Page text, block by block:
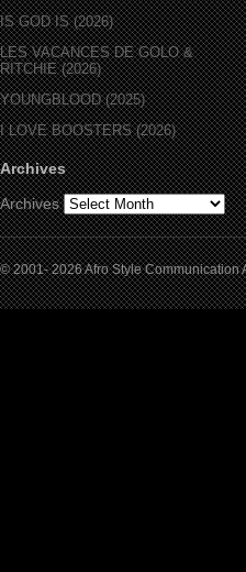
IS GOD IS (2026)
LES VACANCES DE GOLO &
RITCHIE (2026)
YOUNGBLOOD (2025)
I LOVE BOOSTERS (2026)
Archives
Archives
© 2001- 2026 Afro Style Communication